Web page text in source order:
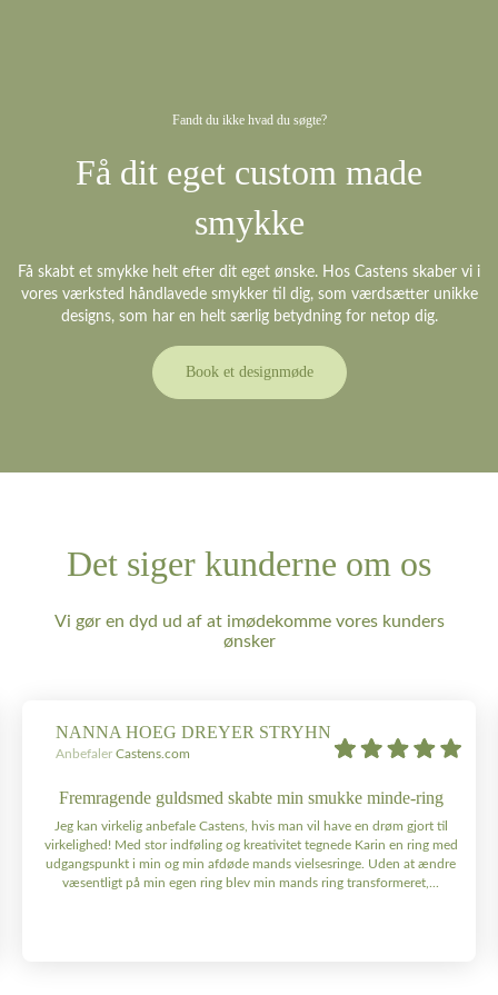
Fandt du ikke hvad du søgte?
Få dit eget custom made
smykke
Få skabt et smykke helt efter dit eget ønske. Hos Castens skaber vi i
vores værksted håndlavede smykker til dig, som værdsætter unikke
designs, som har en helt særlig betydning for netop dig.
Book et designmøde
Det siger kunderne om os
Vi gør en dyd ud af at imødekomme vores kunders
ønsker
NANNA HOEG DREYER STRYHN
Anbefaler Castens.com
Fremragende guldsmed skabte min smukke minde-ring
Jeg kan virkelig anbefale Castens, hvis man vil have en drøm gjort til
virkelighed! Med stor indføling og kreativitet tegnede Karin en ring med
udgangspunkt i min og min afdøde mands vielsesringe. Uden at ændre
væsentligt på min egen ring blev min mands ring transformeret,...